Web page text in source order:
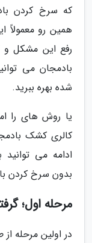
که سرخ کردن
همین رو معمولاً
رفع این مشکل
بادمجان می
شده بهره ببرید.
یا روش های را
کالری کشک
ادامه می
بدون سرخ کردن
مرحله اول؛
در اولین مرحله